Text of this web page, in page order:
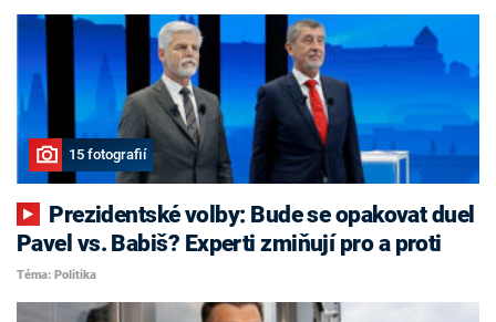
15 fotografií
Pavel vs. Babiš? Experti zmiňují pro a proti
Téma: Politika